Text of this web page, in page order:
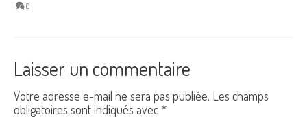
0
Laisser un commentaire
Votre adresse e-mail ne sera pas publiée. Les champs
obligatoires sont indiqués avec *